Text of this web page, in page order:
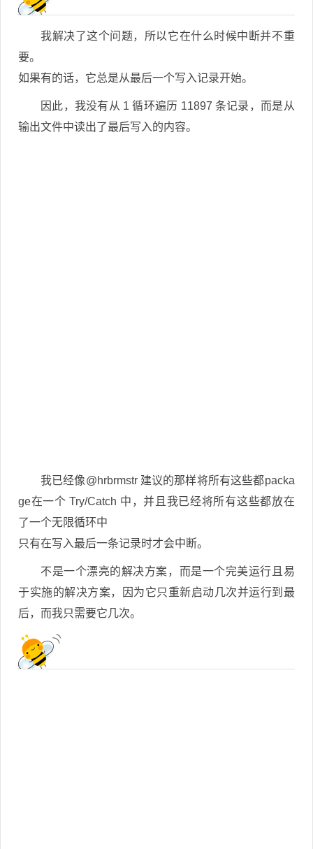
我解决了这个问题，所以它在什么时候中断并不重
要。
如果有的话，它总是从最后一个写入记录开始。
因此，我没有从 1 循环遍历 11897 条记录，而是从
输出文件中读出了最后写入的内容。
我已经像@hrbrmstr 建议的那样将所有这些都packa
ge在一个 Try/Catch 中，并且我已经将所有这些都放在
了一个无限循环中
只有在写入最后一条记录时才会中断。
不是一个漂亮的解决方案，而是一个完美运行且易
于实施的解决方案，因为它只重新启动几次并运行到最
后，而我只需要它几次。